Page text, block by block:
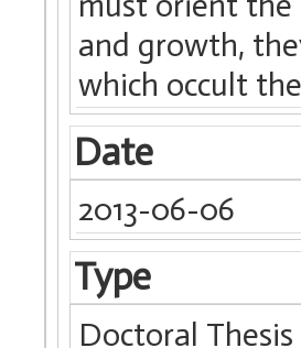
and growth,
which occult
Date
2013-06-06
Type
Doctoral Thesis